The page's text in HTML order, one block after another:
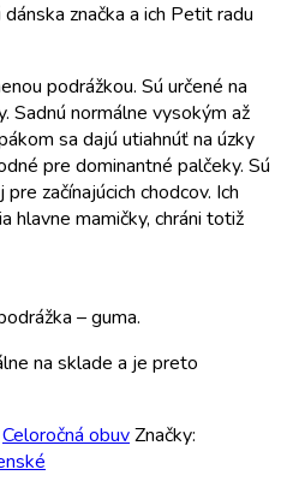
značka a ich Petit radu
podrážkou. Sú určené na
Sadnú normálne vysokým až
sa dajú utiahnúť na úzky
pre dominantné palčeky. Sú
začínajúcich chodcov. Ich
hlavne mamičky, chráni totiž
– guma.
na sklade a je preto
Celoročná obuvZnačky: